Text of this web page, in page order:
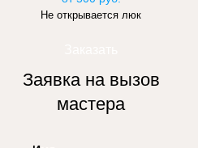
Не открывается люк
Заявка на вызов
мастера